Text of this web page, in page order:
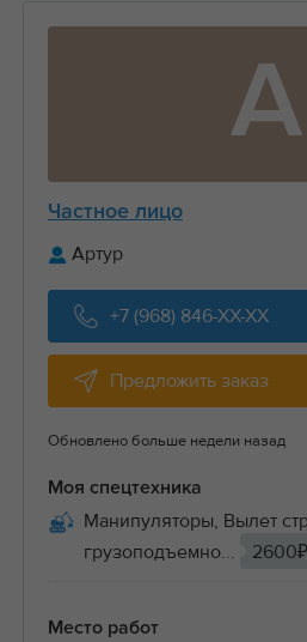
А
Частное лицо
Артур
+7 (968) 846-XX-XX
Предложить заказ
Обновлено больше недели назад
Моя спецтехника
Манипуляторы, Вылет
грузоподъемно...
Место работ